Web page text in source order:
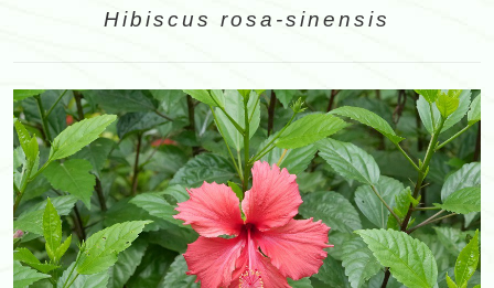
Hibiscus rosa-sinensis